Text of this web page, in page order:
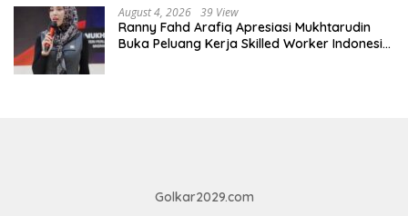
August 4, 2026 39 View
Ranny Fahd Arafiq Apresiasi Mukhtarudin
Buka Peluang Kerja Skilled Worker Indonesia
Golkar2029.com